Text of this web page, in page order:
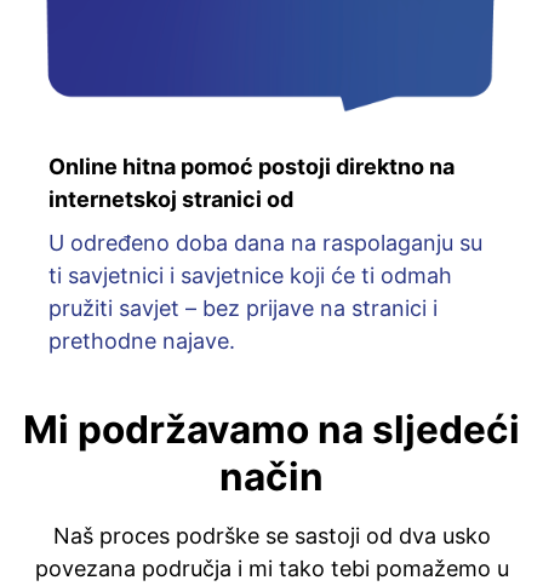
Online hitna pomoć postoji direktno na
internetskoj stranici od
U određeno doba dana na raspolaganju su
ti savjetnici i savjetnice koji će ti odmah
pružiti savjet – bez prijave na stranici i
prethodne najave.
Mi podržavamo na sljedeći
način
Naš proces podrške se sastoji od dva usko
povezana područja i mi tako tebi pomažemo u